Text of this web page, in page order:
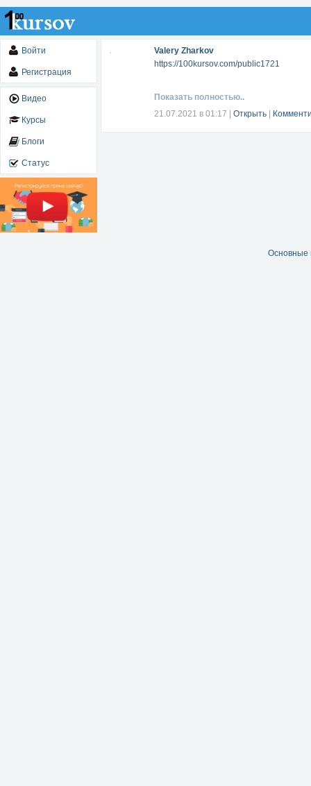
Войти
Регистрация
Видео
Курсы
Блоги
Статус
Valery Zharkov
https://100kursov.com/public1721
Показать полностью..
21.07.2021 в 01:17
Открыть
Основные